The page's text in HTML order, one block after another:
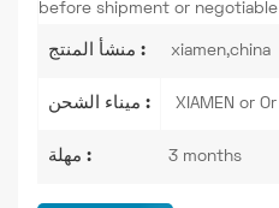
before shipment or negotiable
منشأ المنتج : xiamen,china
ميناء الشحن : XIAMEN or
مهلة : 3 months